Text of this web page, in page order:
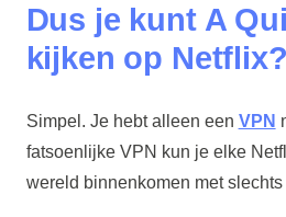
Dus je kunt A
kijken op Netflix?
Simpel. Je hebt alleen een VPN
fatsoenlijke VPN kun je elke
wereld binnenkomen met